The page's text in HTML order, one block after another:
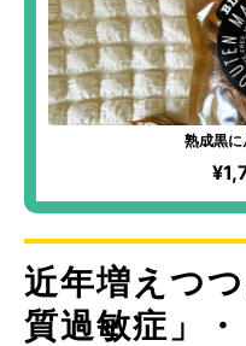
熟成黒
近年増えつ
質過敏症」